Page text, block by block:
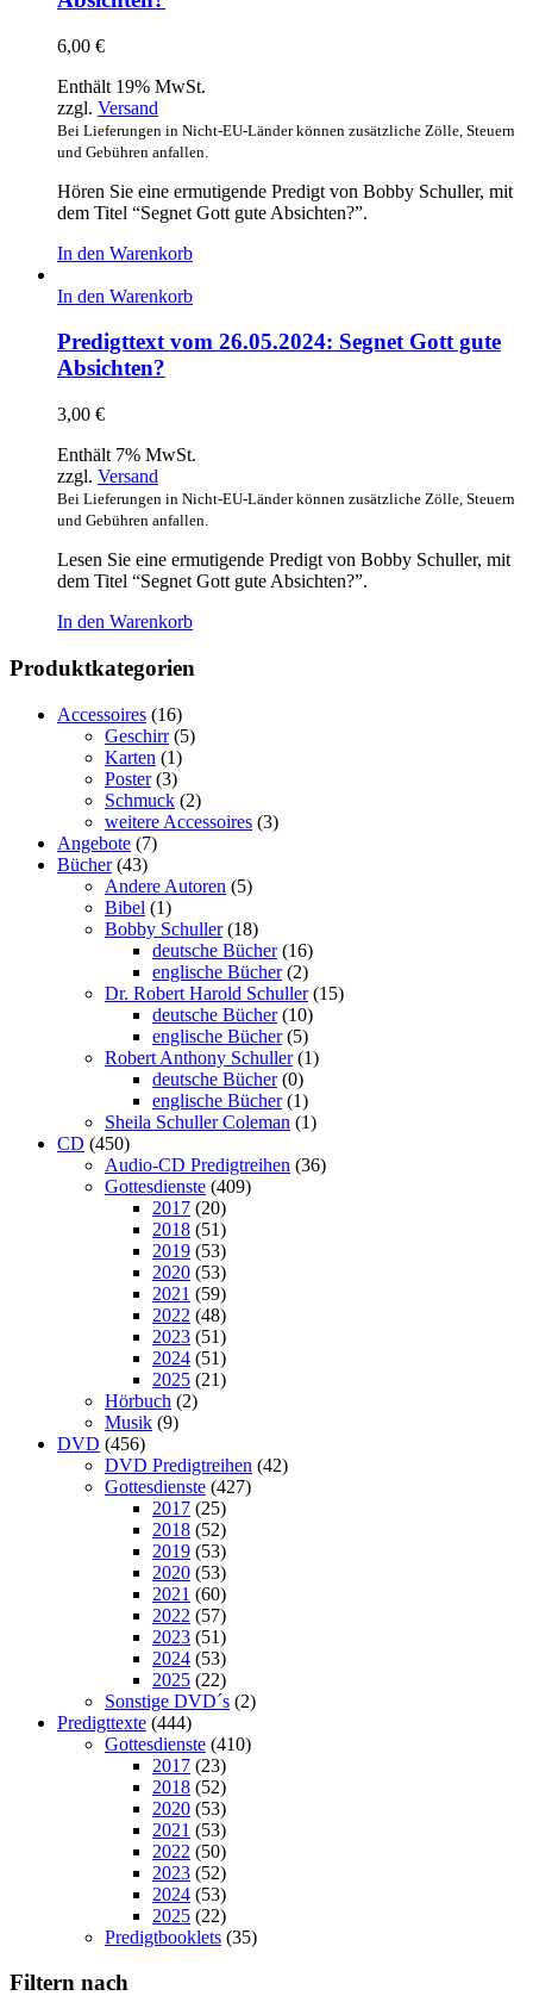
6,00 €
Enthält 19% MwSt.
zzgl. Versand
Bei Lieferungen in Nicht-EU-Länder können zusätzliche Zölle, Steuern
und Gebühren anfallen.
Hören Sie eine ermutigende Predigt von Bobby Schuller, mit
dem Titel “Segnet Gott gute Absichten?”.
In den Warenkorb
In den Warenkorb
Predigttext vom 26.05.2024: Segnet Gott gute
Absichten?
3,00 €
Enthält 7% MwSt.
zzgl. Versand
Bei Lieferungen in Nicht-EU-Länder können zusätzliche Zölle, Steuern
und Gebühren anfallen.
Lesen Sie eine ermutigende Predigt von Bobby Schuller, mit
dem Titel “Segnet Gott gute Absichten?”.
In den Warenkorb
Produktkategorien
Accessoires (16)
Geschirr (5)
Karten (1)
Poster (3)
Schmuck (2)
weitere Accessoires (3)
Angebote (7)
Bücher (43)
Andere Autoren (5)
Bibel (1)
Bobby Schuller (18)
deutsche Bücher (16)
englische Bücher (2)
Dr. Robert Harold Schuller (15)
deutsche Bücher (10)
englische Bücher (5)
Robert Anthony Schuller (1)
deutsche Bücher (0)
englische Bücher (1)
Sheila Schuller Coleman (1)
CD (450)
Audio-CD Predigtreihen (36)
Gottesdienste (409)
2017 (20)
2018 (51)
2019 (53)
2020 (53)
2021 (59)
2022 (48)
2023 (51)
2024 (51)
2025 (21)
Hörbuch (2)
Musik (9)
DVD (456)
DVD Predigtreihen (42)
Gottesdienste (427)
2017 (25)
2018 (52)
2019 (53)
2020 (53)
2021 (60)
2022 (57)
2023 (51)
2024 (53)
2025 (22)
Sonstige DVD´s (2)
Predigttexte (444)
Gottesdienste (410)
2017 (23)
2018 (52)
2020 (53)
2021 (53)
2022 (50)
2023 (52)
2024 (53)
2025 (22)
Predigtbooklets (35)
Filtern nach